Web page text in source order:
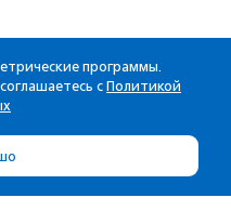
программы.
с Политикой